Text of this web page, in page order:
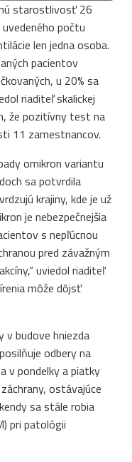
starostlivosť 26
počtu
len jedna osoba.
pacientov
u 20% sa
riaditeľ skalickej
že pozitívny test na
11 zamestnancov.
omikron variantu
sa potvrdila
krajiny, kde je už
je nebezpečnejšia
s nepľúcnou
pred závažným
uviedol riaditeľ
môže dôjsť
v budove hniezda
odbery na
v pondelky a piatky
ostávajúce
sa stále robia
pri patológii